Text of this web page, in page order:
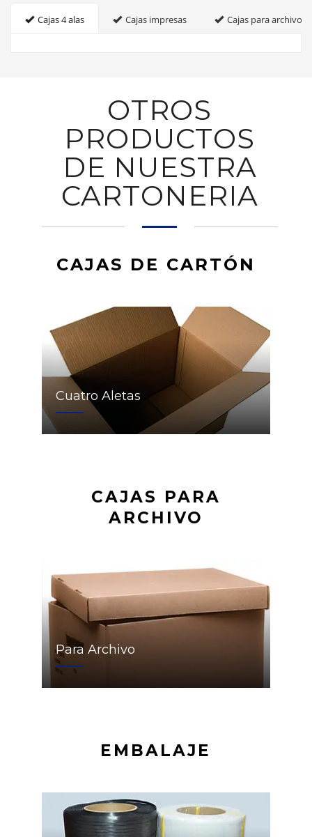
Cajas 4 alas Cajas impresas Cajas para archivo
OTROS
PRODUCTOS
DE NUESTRA
CARTONERIA
CAJAS DE CARTÓN
Cuatro Aletas
CAJAS PARA
ARCHIVO
Para Archivo
EMBALAJE